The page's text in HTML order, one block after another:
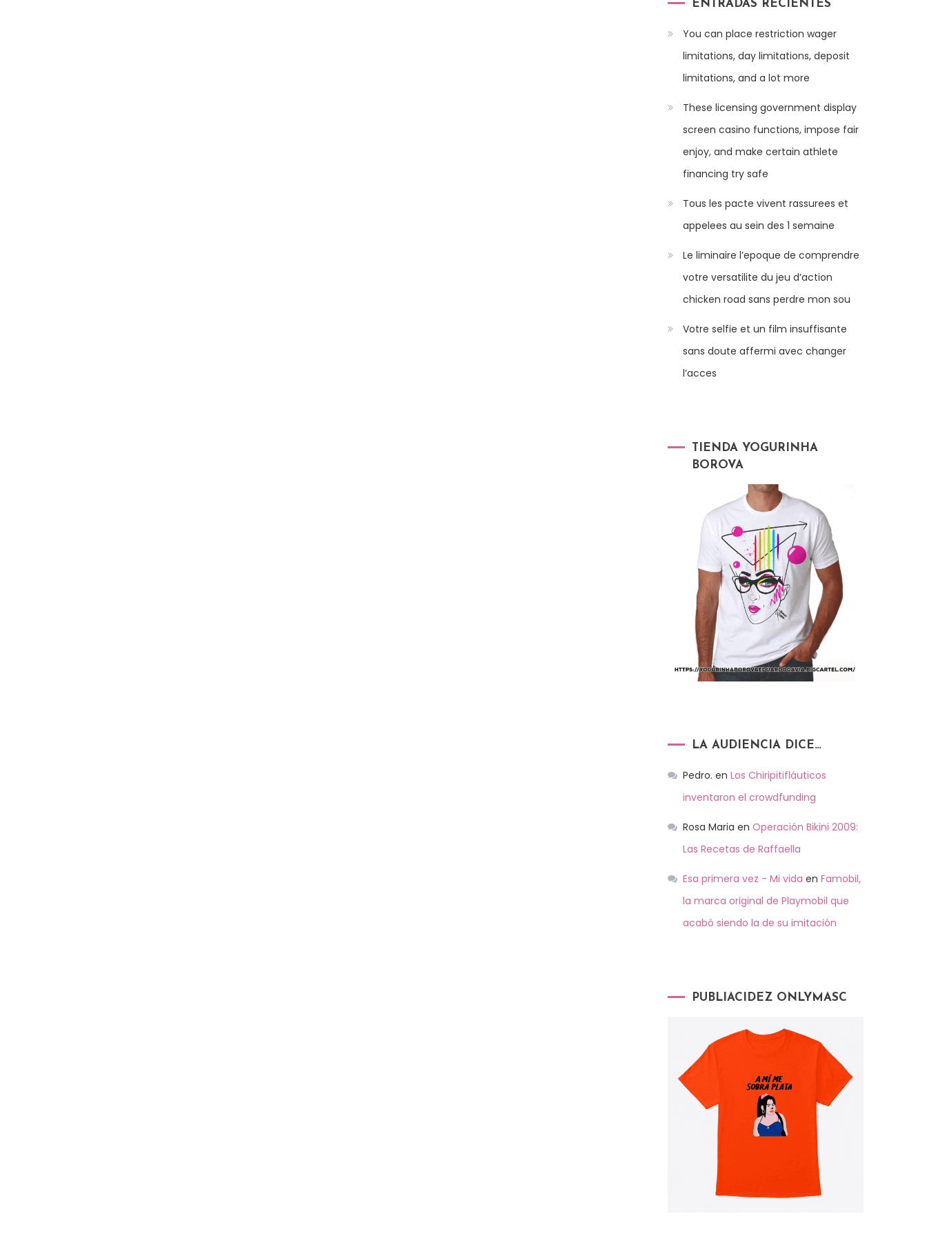
ENTRADAS RECIENTES
You can place restriction wager
limitations, day limitations, deposit
limitations, and a lot more
These licensing government display
screen casino functions, impose fair
enjoy, and make certain athlete
financing try safe
Tous les pacte vivent rassurees et
appelees au sein des 1 semaine
Le liminaire l’epoque de comprendre
votre versatilite du jeu d’action
chicken road sans perdre mon sou
Votre selfie et un film insuffisante
sans doute affermi avec changer
l’acces
TIENDA YOGURINHA
BOROVA
LA AUDIENCIA DICE…
Pedro. en Los Chiripitifláuticos
inventaron el crowdfunding
Rosa Maria en Operación Bikini 2009:
Las Recetas de Raffaella
Esa primera vez - Mi vida en Famobil,
la marca original de Playmobil que
acabó siendo la de su imitación
PUBLIACIDEZ ONLYMASC